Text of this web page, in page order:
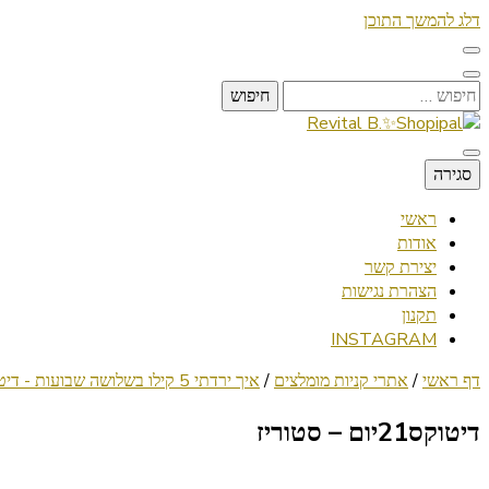
דלג להמשך התוכן
חיפוש:
Revital B.✨Shopipal
Lifestyle ✦ Beauty ✦ Vegan ✦ Travel
סגירה
ראשי
אודות
יצירת קשר
הצהרת נגישות
תקנון
INSTAGRAM
דף ראשי/ אתרי קניות מומלצים / איך ירדתי 5 קילו בשלושה שבועות - דיטוקס 21 ימים
דיטוקס21יום – סטוריז